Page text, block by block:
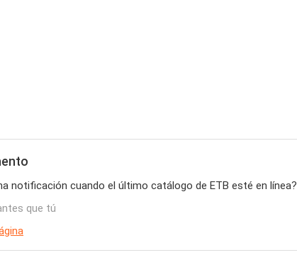
notificación cuando el último catálogo de ETB esté en línea?
que tú